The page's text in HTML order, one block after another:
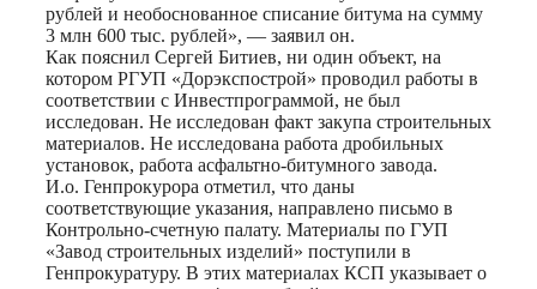
рублей и необоснованное списание битума на сумму
3 млн 600 тыс. рублей», — заявил он.
Как пояснил Сергей Битиев, ни один объект, на
котором РГУП «Дорэкспострой» проводил работы в
соответствии с Инвестпрограммой, не был
исследован. Не исследован факт закупа строительных
материалов. Не исследована работа дробильных
установок, работа асфальтно-битумного завода.
И.о. Генпрокурора отметил, что даны
соответствующие указания, направлено письмо в
Контрольно-счетную палату. Материалы по ГУП
«Завод строительных изделий» поступили в
Генпрокуратуру. В этих материалах КСП указывает о